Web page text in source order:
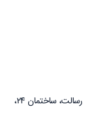
تهران، ضلع شرقی پل سید خندان، جنب بیمارستان رسالت، ساختمان ۲۴،